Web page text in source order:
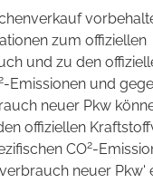
zum offiziellen
und zu den
-Emissionen und
neuer Pkw
offiziellen
CO2-
neuer Pkw'